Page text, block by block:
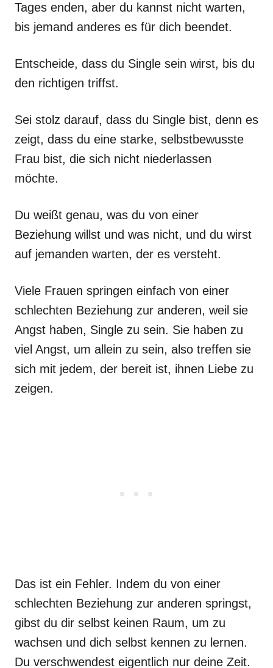
Tages enden, aber du kannst nicht warten,
bis jemand anderes es für dich beendet.
Entscheide, dass du Single sein wirst, bis du
den richtigen triffst.
Sei stolz darauf, dass du Single bist, denn es
zeigt, dass du eine starke, selbstbewusste
Frau bist, die sich nicht niederlassen
möchte.
Du weißt genau, was du von einer
Beziehung willst und was nicht, und du wirst
auf jemanden warten, der es versteht.
Viele Frauen springen einfach von einer
schlechten Beziehung zur anderen, weil sie
Angst haben, Single zu sein. Sie haben zu
viel Angst, um allein zu sein, also treffen sie
sich mit jedem, der bereit ist, ihnen Liebe zu
zeigen.
Das ist ein Fehler. Indem du von einer
schlechten Beziehung zur anderen springst,
gibst du dir selbst keinen Raum, um zu
wachsen und dich selbst kennen zu lernen.
Du verschwendest eigentlich nur deine Zeit.